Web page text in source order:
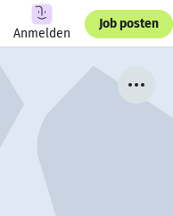
Anmelden
Job posten